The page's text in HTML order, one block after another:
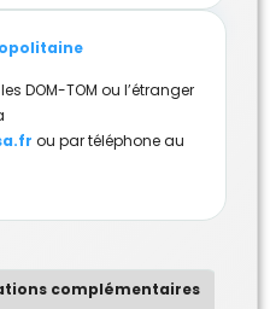
DOM-TOM ou l’étranger
ou par téléphone au
complémentaires